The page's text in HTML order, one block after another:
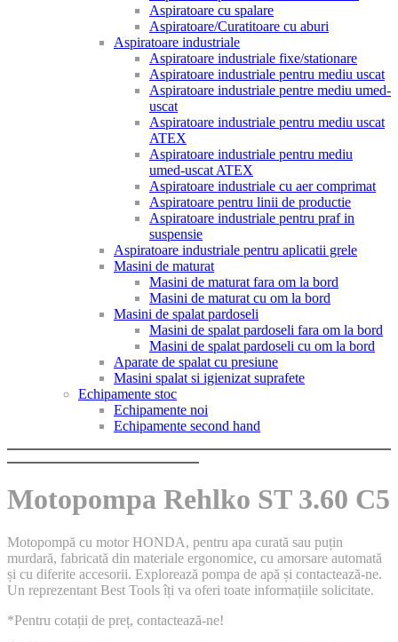
Aspiratoare cu spalare
Aspiratoare/Curatitoare cu aburi
Aspiratoare industriale
Aspiratoare industriale fixe/stationare
Aspiratoare industriale pentru mediu uscat
Aspiratoare industriale pentre mediu umed-
uscat
Aspiratoare industriale pentru mediu uscat
ATEX
Aspiratoare industriale pentru mediu
umed-uscat ATEX
Aspiratoare industriale cu aer comprimat
Aspiratoare pentru linii de productie
Aspiratoare industriale pentru praf in
suspensie
Aspiratoare industriale pentru aplicatii grele
Masini de maturat
Masini de maturat fara om la bord
Masini de maturat cu om la bord
Masini de spalat pardoseli
Masini de spalat pardoseli fara om la bord
Masini de spalat pardoseli cu om la bord
Aparate de spalat cu presiune
Masini spalat si igienizat suprafete
Echipamente stoc
Echipamente noi
Echipamente second hand
Motopompa Rehlko ST 3.60 C5
Motopompă cu motor HONDA, pentru apa curată sau puțin
murdară, fabricată din materiale ergonomice, cu amorsare automată
și cu diferite accesorii. Explorează pompa de apă și contactează-ne.
Un reprezentant Best Tools îți va oferi toate informațiile solicitate.
*Pentru cotații de preț, contactează-ne!